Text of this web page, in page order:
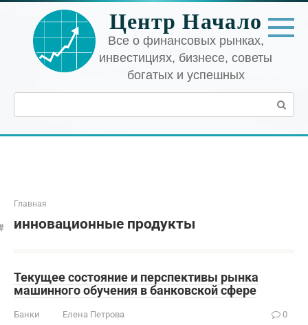
Перейти
контенту
Центр Начало
Все о финансовых рынках,
инвестициях, бизнесе, советы
богатых и успешных
Поиск:
Главная
инновационные продукты
Текущее состояние и перспективы рынка
машинного обучения в банковской сфере
Банки Елена Петрова 0